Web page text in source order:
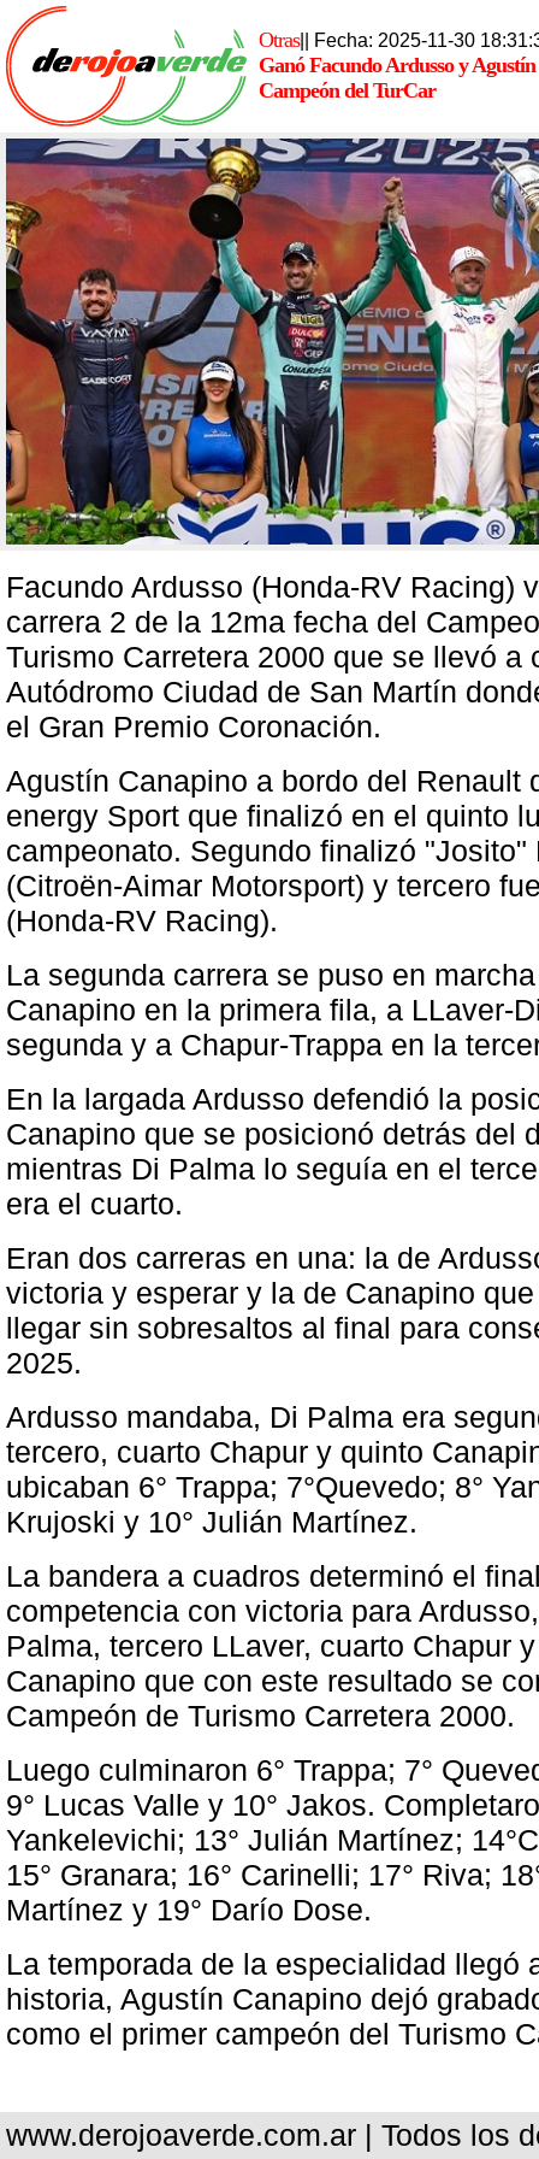
Otras|| Fecha: 2025-11-30
Ganó Facundo Ardusso y
Campeón del TurCar
Facundo Ardusso (Honda-RV Racing)
carrera 2 de la 12ma fecha del
Turismo Carretera 2000 que se llevó a
Autódromo Ciudad de San Martín
el Gran Premio Coronación.
Agustín Canapino a bordo del Renault
energy Sport que finalizó en el quinto
campeonato. Segundo finalizó "Josito"
(Citroën-Aimar Motorsport) y tercero
(Honda-RV Racing).
La segunda carrera se puso en
Canapino en la primera fila, a LLaver-
segunda y a Chapur-Trappa en la
En la largada Ardusso defendió la
Canapino que se posicionó detrás del
mientras Di Palma lo seguía en el
era el cuarto.
Eran dos carreras en una: la de
victoria y esperar y la de Canapino
llegar sin sobresaltos al final para
2025.
Ardusso mandaba, Di Palma era
tercero, cuarto Chapur y quinto
ubicaban 6° Trappa; 7°Quevedo; 8°
Krujoski y 10° Julián Martínez.
La bandera a cuadros determinó el
competencia con victoria para
Palma, tercero LLaver, cuarto Chapur
Canapino que con este resultado se
Campeón de Turismo Carretera 2000.
Luego culminaron 6° Trappa; 7°
9° Lucas Valle y 10° Jakos.
Yankelevichi; 13° Julián Martínez;
15° Granara; 16° Carinelli; 17° Riva;
Martínez y 19° Darío Dose.
La temporada de la especialidad llegó
historia, Agustín Canapino dejó
como el primer campeón del Turismo
www.derojoaverde.com.ar | Todos los